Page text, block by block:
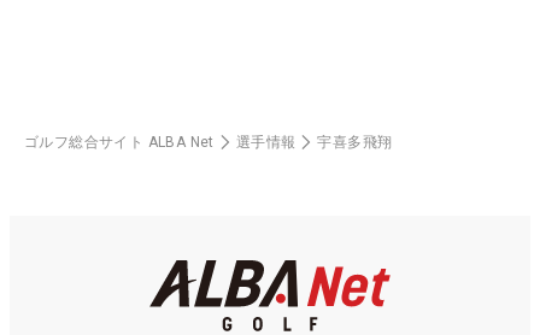
ゴルフ総合サイト ALBA Net 選手情報 宇喜多飛翔